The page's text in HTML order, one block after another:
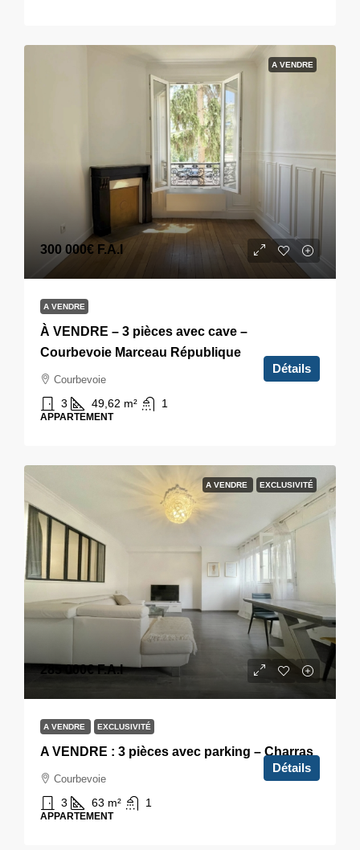
A VENDRE
300 000€ F.A.I
A VENDRE
À VENDRE – 3 pièces avec cave –
Courbevoie Marceau République
Courbevoie
3 49,62 m² 1
APPARTEMENT
Détails
A VENDRE EXCLUSIVITÉ
285 000€F.A.I
A VENDRE EXCLUSIVITÉ
A VENDRE : 3 pièces avec parking – Charras
Courbevoie
3 63 m² 1
APPARTEMENT
Détails